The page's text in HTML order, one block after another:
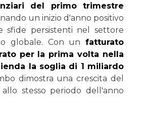
del primo trimestre
un inizio d'anno positivo
sfide persistenti nel settore
globale. Con un fatturato
per la prima volta nella
la soglia di 1 miliardo
dimostra una crescita del
stesso periodo dell'anno